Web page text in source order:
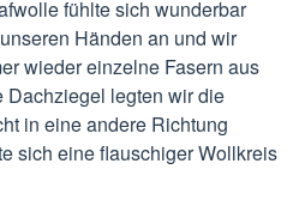
fühlte sich wunderbar
Händen an und wir
wieder einzelne Fasern aus
Dachziegel legten wir die
in eine andere Richtung
sich eine flauschiger Wollkreis